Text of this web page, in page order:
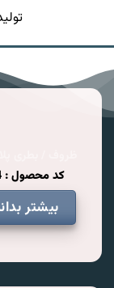
کد محصول : 204
بیشتر